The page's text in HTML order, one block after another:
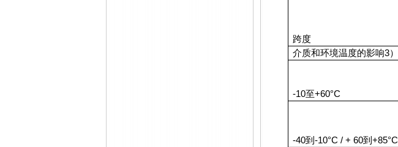
跨度
介质和环境温度的影响3）
-10至+60°C
-40到 -10°C / + 60到 +85°C